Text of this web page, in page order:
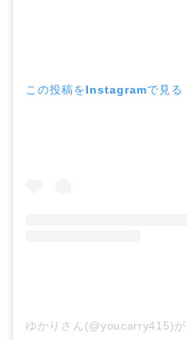
この投稿をInstagramで見る
ゆかりさん(@youcarry415)